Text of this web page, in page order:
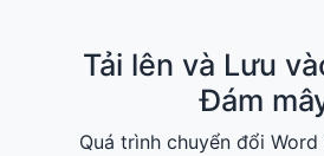
Tải lên và Lưu
Đám
Quá trình chuyển đổi